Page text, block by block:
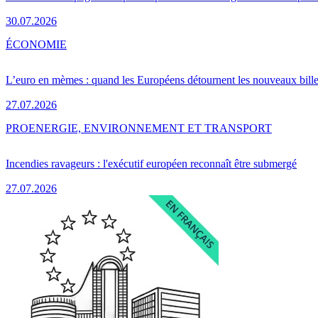
30.07.2026
L’euro en mèmes : quand les Européens détournent les nouveaux
27.07.2026
ÉCONOMIE
Incendies ravageurs : l'exécutif européen reconnaît être submergé
27.07.2026
PROENERGIE, ENVIRONNEMENT ET TRANSPORT